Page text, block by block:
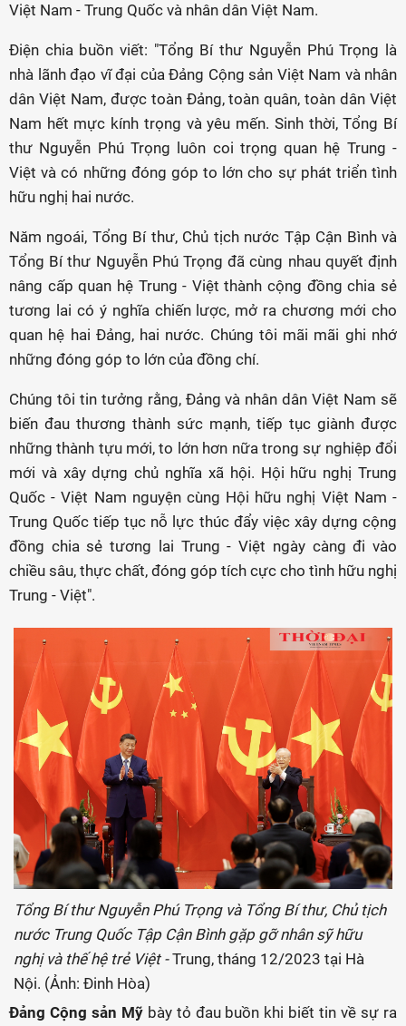
Việt Nam - Trung Quốc và nhân dân Việt Nam.
Điện chia buồn viết: "Tổng Bí thư Nguyễn Phú Trọng là
nhà lãnh đạo vĩ đại của Đảng Cộng sản Việt Nam và nhân
dân Việt Nam, được toàn Đảng, toàn quân, toàn dân Việt
Nam hết mực kính trọng và yêu mến. Sinh thời, Tổng Bí
thư Nguyễn Phú Trọng luôn coi trọng quan hệ Trung -
Việt và có những đóng góp to lớn cho sự phát triển tình
hữu nghị hai nước.
Năm ngoái, Tổng Bí thư, Chủ tịch nước Tập Cận Bình và
Tổng Bí thư Nguyễn Phú Trọng đã cùng nhau quyết định
nâng cấp quan hệ Trung - Việt thành cộng đồng chia sẻ
tương lai có ý nghĩa chiến lược, mở ra chương mới cho
quan hệ hai Đảng, hai nước. Chúng tôi mãi mãi ghi nhớ
những đóng góp to lớn của đồng chí.
Chúng tôi tin tưởng rằng, Đảng và nhân dân Việt Nam sẽ
biến đau thương thành sức mạnh, tiếp tục giành được
những thành tựu mới, to lớn hơn nữa trong sự nghiệp đổi
mới và xây dựng chủ nghĩa xã hội. Hội hữu nghị Trung
Quốc - Việt Nam nguyện cùng Hội hữu nghị Việt Nam -
Trung Quốc tiếp tục nỗ lực thúc đẩy việc xây dựng cộng
đồng chia sẻ tương lai Trung - Việt ngày càng đi vào
chiều sâu, thực chất, đóng góp tích cực cho tình hữu nghị
Trung - Việt".
Tổng Bí thư Nguyễn Phú Trọng và Tổng Bí thư, Chủ tịch
nước Trung Quốc Tập Cận Bình gặp gỡ nhân sỹ hữu
nghị và thế hệ trẻ Việt -Trung, tháng 12/2023 tại Hà
Nội. (Ảnh: Đinh Hòa)
Đảng Cộng sản Mỹ bày tỏ đau buồn khi biết tin về sự ra